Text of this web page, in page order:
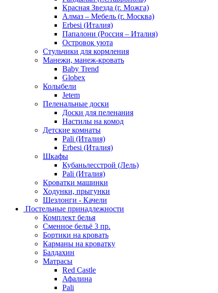
Красная Звезда (г. Можга)
Алмаз – Мебель (г. Москва)
Erbesi (Италия)
Папалони (Россия – Италия)
Островок уюта
Стульчики для кормления
Манежи, манеж-кровать
Baby Trend
Globex
Колыбели
Jetem
Пеленальные доски
Доски для пеленания
Настилы на комод
Детские комнаты
Pali (Италия)
Erbesi (Италия)
Шкафы
Кубаньлесстрой (Лель)
Pali (Италия)
Кроватки машинки
Ходунки, прыгунки
Шезлонги - Качели
Постельные принадлежности
Комплект белья
Сменное бельё 3 пр.
Бортики на кровать
Карманы на кроватку
Балдахин
Матрасы
Red Castle
Афалина
Pali